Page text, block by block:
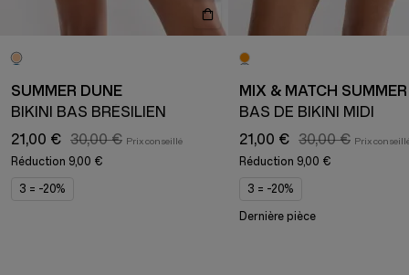
SUMMER DUNE
BIKINI BAS BRÉSILIEN
21,00 € 30,00 €
Réduction 9,00 €
3 = -20%
MIX & MATCH SUMMER
BAS DE BIKINI MIDI
21,00 € 30,00 €
Réduction 9,00 €
3 = -20%
Dernière pièce